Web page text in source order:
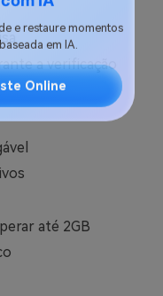
a verificação
até 2GB
IA
e restaure momentos
em IA.
Online